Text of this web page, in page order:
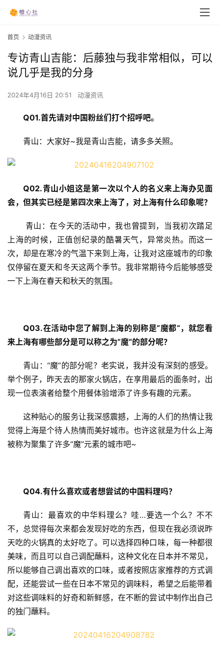
首页 动漫资讯
专访青山吉能：后藤独与我非常相似，可以
说几乎是我的分身
2024年4月16日 20:51 动漫资讯
Q01.首先请对中国粉丝们打个招呼吧。
青山：大家好~我是青山吉能，请多多关照。
Q02.青山小姐这是第一次以个人的名义来上海办见面
会，但其实已经是第四次来上海了，对上海有什么印象呢？
青山：在今天的活动中，我也曾提到，当我初次踏足
上海的时候，正值创纪录的酷暑天气，异常炎热。而这一
次，却是在寒冷的气温下来到上海，让我对这座城市的印象
仅停留在夏天和冬天这两个季节。我非常期待今后能够感受
一下上海在春天和秋天的氛围。
Q03.在活动中您了解到上海的别称是“魔都“，就您看
来上海有哪些部分是可以称之为”魔“的部分呢？
青山：“魔”的部分呢？老实说，我并没有深刻的感受。
举个例子，昨天去的那家火锅店，在享用最后的面条时，出
现一位表演者给整个用餐体验增添了许多有趣的元素。
这种贴心的服务让我深感震撼，上海的人们的热情让我
觉得上海是个待人热情而美好城市。也许这就是为什么上海
被称为聚集了许多“魔”元素的城市吧~
Q04.有什么喜欢或者想尝试的中国料理吗？
青山：最喜欢的中华料理么？哇…要选一个么？不不
不，总觉得每次来都会发现好吃的东西，但现在我必须说昨
天吃的火锅真的太好吃了。可以选择四种口味，每一种都很
美味，而且可以自己调配蘸料，这种文化在日本并不常见，
所以能够自己调出喜欢的口味，或者按照店家推荐的方式调
配，还能尝试一些在日本不常见的调味料，希望之后能带着
对这些调味料的好奇和新鲜感，在不断的尝试中制作出自己
的独门蘸料。